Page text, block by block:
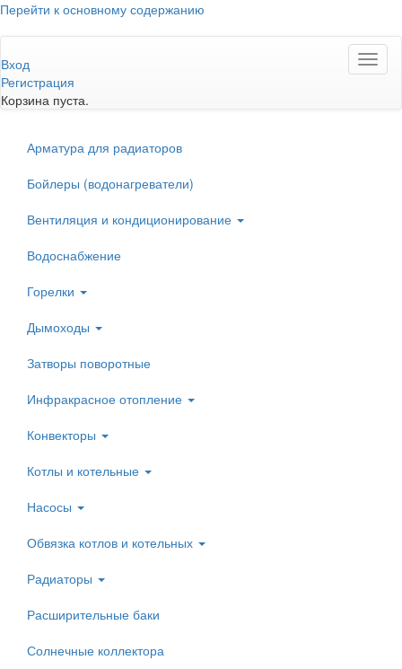
Перейти к основному содержанию
Вход
Регистрация
Корзина пуста.
Арматура для радиаторов
Бойлеры (водонагреватели)
Вентиляция и кондиционирование
Водоснабжение
Горелки
Дымоходы
Затворы поворотные
Инфракрасное отопление
Конвекторы
Котлы и котельные
Насосы
Обвязка котлов и котельных
Радиаторы
Расширительные баки
Солнечные коллектора